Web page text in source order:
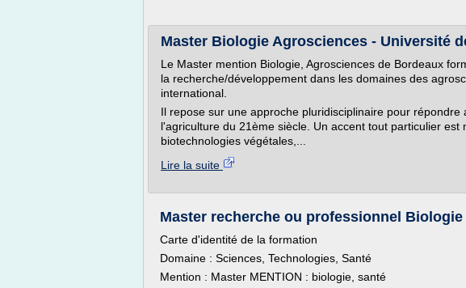
Master Biologie Agrosciences - Université
Le Master mention Biologie, Agrosciences de Bordeaux
la recherche/développement dans les domaines des
international.
Il repose sur une approche pluridisciplinaire pour répondre
l'agriculture du 21ème siècle. Un accent tout particulier est
biotechnologies végétales,...
Lire la suite
Master recherche ou professionnel Biologie
Carte d'identité de la formation
Domaine : Sciences, Technologies, Santé
Mention : Master MENTION : biologie, santé